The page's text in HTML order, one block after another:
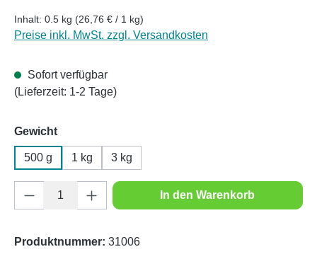
Inhalt: 0.5 kg (26,76 € / 1 kg)
Preise inkl. MwSt. zzgl. Versandkosten
Sofort verfügbar
(Lieferzeit: 1-2 Tage)
Gewichtauswählen
500 g 1 kg 3 kg
Produkt Anzahl: Gib den gewünschten
In den Warenkorb
Produktnummer: 31006